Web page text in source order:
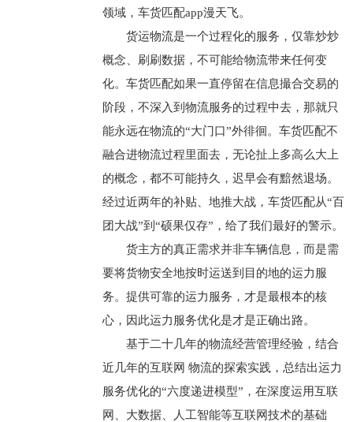
领域，车货匹配app漫天飞。
货运物流是一个过程化的服务，仅靠炒炒
概念、刷刷数据，不可能给物流带来任何变
化。车货匹配如果一直停留在信息撮合交易的
阶段，不深入到物流服务的过程中去，那就只
能永远在物流的“大门口”外徘徊。车货匹配不
融合进物流过程里面去，无论扯上多高么大上
的概念，都不可能持久，迟早会有黯然退场。
经过近两年的补贴、地推大战，车货匹配从“百
团大战”到“硕果仅存”，给了我们最好的警示。
货主方的真正需求并非车辆信息，而是需
要将货物安全地按时运送到目的地的运力服
务。提供可靠的运力服务，才是最根本的核
心，因此运力服务优化是才是正确出路。
基于二十几年的物流经营管理经验，结合
近几年的互联网 物流的探索实践，总结出运力
服务优化的“六度递进模型”，在深度运用互联
网、大数据、人工智能等互联网技术的基础